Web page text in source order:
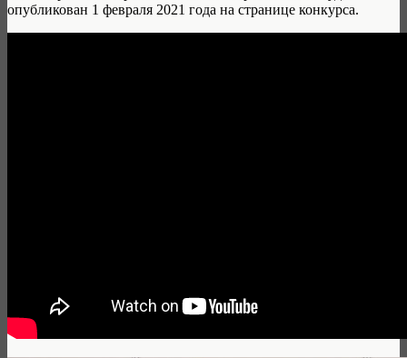
опубликован 1 февраля 2021 года на странице конкурса.